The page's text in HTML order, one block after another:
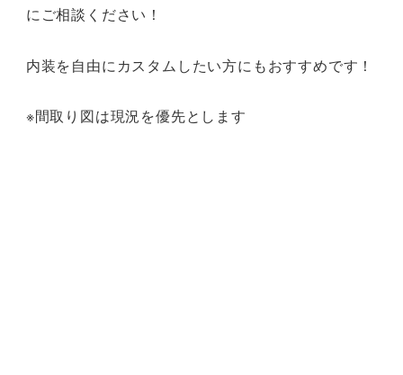
にご相談ください！
内装を自由にカスタムしたい方にもおすすめです！
※間取り図は現況を優先とします